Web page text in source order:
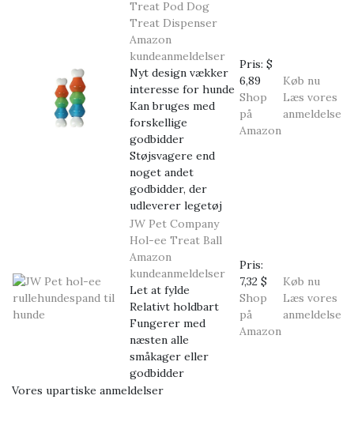
Treat Pod Dog
Treat Dispenser
Amazon
kundeanmeldelser
Nyt design vækker
interesse for hunde
Kan bruges med
forskellige
godbidder
Støjsvagere end
noget andet
godbidder, der
udleverer legetøj
Pris: $
6,89
Shop
på
Amazon
Køb nu
Læs vores
anmeldelse
JW Pet Company
Hol-ee Treat Ball
Amazon
kundeanmeldelser
Let at fylde
Relativt holdbart
Fungerer med
næsten alle
småkager eller
godbidder
Pris:
7,32 $
Shop
på
Amazon
Køb nu
Læs vores
anmeldelse
Vores upartiske anmeldelser